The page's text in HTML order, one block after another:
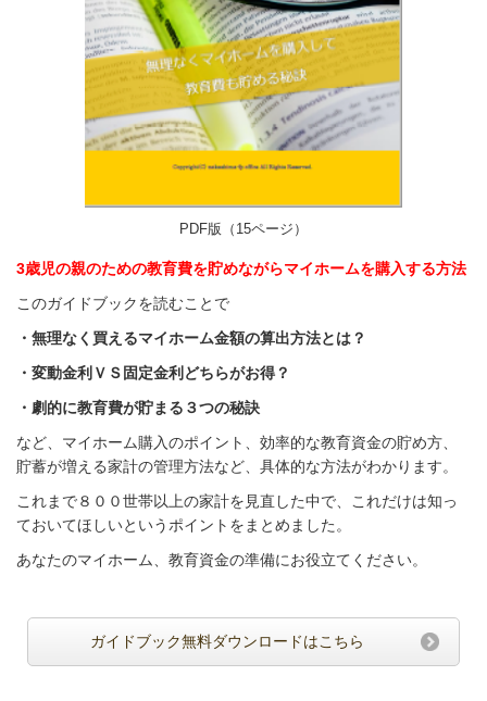
PDF版（15ページ）
3歳児の親のための教育費を貯めながらマイホームを購入する方法
このガイドブックを読むことで
・無理なく買えるマイホーム金額の算出方法とは？
・変動金利ＶＳ固定金利どちらがお得？
・劇的に教育費が貯まる３つの秘訣
など、マイホーム購入のポイント、効率的な教育資金の貯め方、
貯蓄が増える家計の管理方法など、 具体的な方法がわかります。
これまで８００世帯以上の家計を見直した中で、これだけは知っ
ておいてほしいというポイントをまとめました。
あなたのマイホーム、教育資金の準備にお役立てください。
ガイドブック無料ダウンロードはこちら